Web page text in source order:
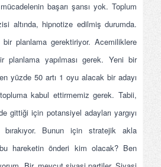
başarı şansı yok. Toplum
altında, hipnotize edilmiş durumda.
bir planlama gerektiriyor. Acemiliklere
planlama yapılması gerek. Yeni bir
yüzde 50 artı 1 oyu alacak bir adayı
kabul ettirmemiz gerek. Tabii,
gittiği için potansiyel adayları yargıyı
bırakıyor. Bunun için stratejik akla
hareketin önderi kim olacak? Ben